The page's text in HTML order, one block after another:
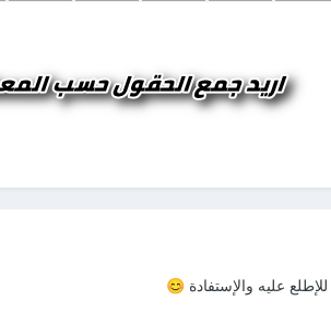
عليه والإستفادة😊